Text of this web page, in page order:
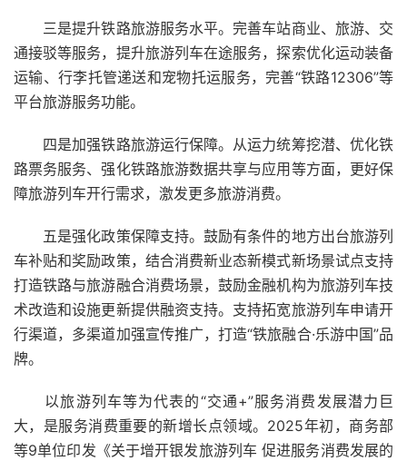
三是提升铁路旅游服务水平。完善车站商业、旅游、 交
通接驳等服务，提升旅游列车在途服务，探索优化运动装备
运输、 行李托管递送和宠物托运服务，完善“铁路12306”等
平台旅游服务功能。
四是加强铁路旅游运行保障。从运力统筹挖潜、优化铁
路票务服务、强化铁路旅游数据共享与应用等方面，更好保
障旅游列车开行需求， 激发更多旅游消费。
五是强化政策保障支持。鼓励有条件的地方出台旅游列
车补贴和奖励政策，结合消费新业态新模式新场景试点支持
打造铁路与旅游融合消费场景，鼓励金融机构为旅游列车技
术改造和设施更新提供融资支持。支持拓宽旅游列车申请开
行渠道， 多渠道加强宣传推广，打造“铁旅融合·乐游中国”品
牌。
以旅游列车等为代表的“交通+”服务消费发展潜力巨
大，是服务消费重要的新增长点领域。2025年初，商务部
等9单位印发《关于增开银发旅游列车 促进服务消费发展的